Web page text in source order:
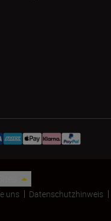
uns Datenschutzhinweis